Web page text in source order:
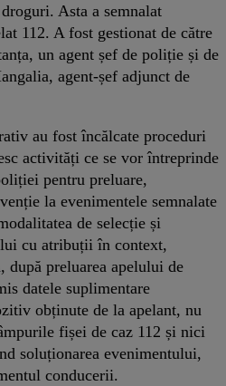
Asta a semnalat
112. A fost gestionat de către
un agent șef de poliție și de
agent-șef adjunct de
au fost încălcate proceduri
activități ce se vor întreprinde
pentru preluare,
la evenimentele semnalate
de selecție și
cu atribuții în context,
după preluarea apelului de
datele suplimentare
obținute de la apelant, nu
fișei de caz 112 și nici
soluționarea evenimentului,
conducerii.